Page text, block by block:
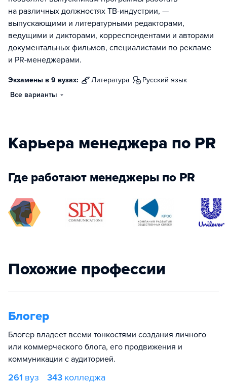
на различных должностях ТВ-индустрии, —
выпускающими и литературными редакторами,
ведущими и дикторами, корреспондентами и авторами
документальных фильмов, специалистами по рекламе
и PR-менеджерами.
Экзамены в 9 вузах: литература
русский язык
Все варианты
Карьера менеджера по PR
Где работают менеджеры по PR
Похожие профессии
Блогер
Блогер владеет всеми тонкостями создания личного
или коммерческого блога, его продвижения и
коммуникации с аудиторией.
261 вуз 343 колледжа